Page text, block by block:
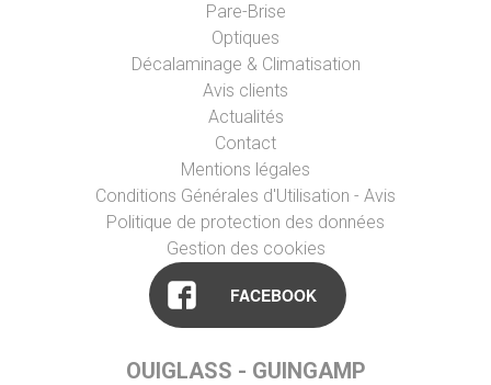
Pare-Brise
Optiques
Décalaminage & Climatisation
Avis clients
Actualités
Contact
Mentions légales
Conditions Générales d'Utilisation - Avis
Politique de protection des données
Gestion des cookies
FACEBOOK
OUIGLASS - GUINGAMP